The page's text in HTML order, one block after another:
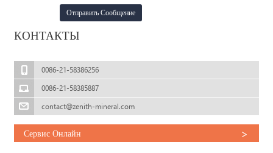
КОНТАКТЫ
0086-21-58386256
0086-21-58385887
contact@zenith-mineral.com
Сервис Онлайн >